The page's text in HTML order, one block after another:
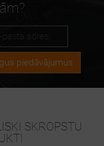
piedāvājumus
SKROPSTU